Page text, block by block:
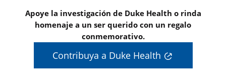
Apoye la investigación de Duke Health o rinda
homenaje a un ser querido con un regalo
conmemorativo.
Contribuya a Duke Health